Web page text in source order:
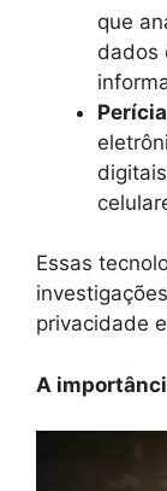
que
dados
Essas
privacidade
A